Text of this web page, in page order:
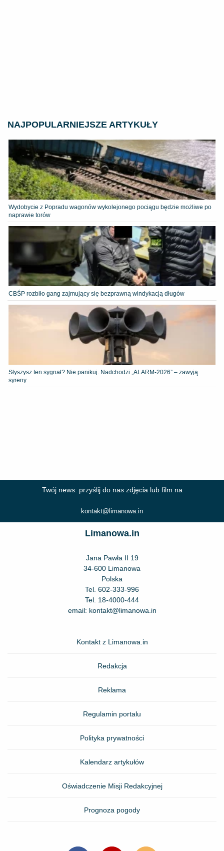
NAJPOPULARNIEJSZE ARTYKUŁY
Wydobycie z Popradu wagonów wykolejonego pociągu będzie możliwe po
naprawie torów
CBŚP rozbiło gang zajmujący się bezprawną windykacją długów
Słyszysz ten sygnał? Nie panikuj. Nadchodzi „ALARM-2026” – zawyją
syreny
Twój news: przyślij do nas zdjęcia lub film na
kontakt@limanowa.in
Limanowa.in
Jana Pawła II 19
34-600 Limanowa
Polska
Tel. 602-333-996
Tel. 18-4000-444
email: kontakt@limanowa.in
Kontakt z Limanowa.in
Redakcja
Reklama
Regulamin portalu
Polityka prywatności
Kalendarz artykułów
Oświadczenie Misji Redakcyjnej
Prognoza pogody